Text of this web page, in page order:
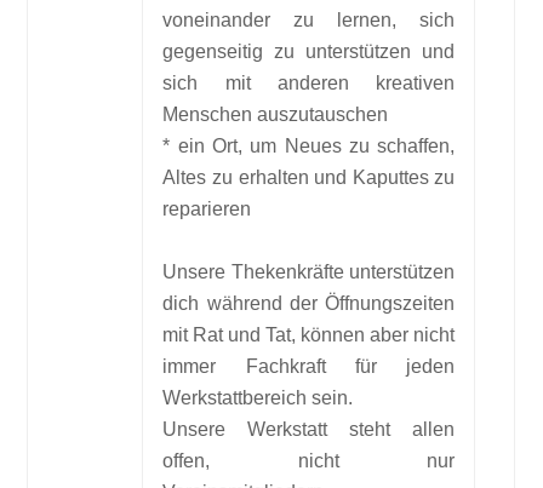
voneinander zu lernen, sich
gegenseitig zu unterstützen und
sich mit anderen kreativen
Menschen auszutauschen
* ein Ort, um Neues zu schaffen,
Altes zu erhalten und Kaputtes zu
reparieren
Unsere Thekenkräfte unterstützen
dich während der Öffnungszeiten
mit Rat und Tat, können aber nicht
immer Fachkraft für jeden
Werkstattbereich sein.
Unsere Werkstatt steht allen
offen, nicht nur